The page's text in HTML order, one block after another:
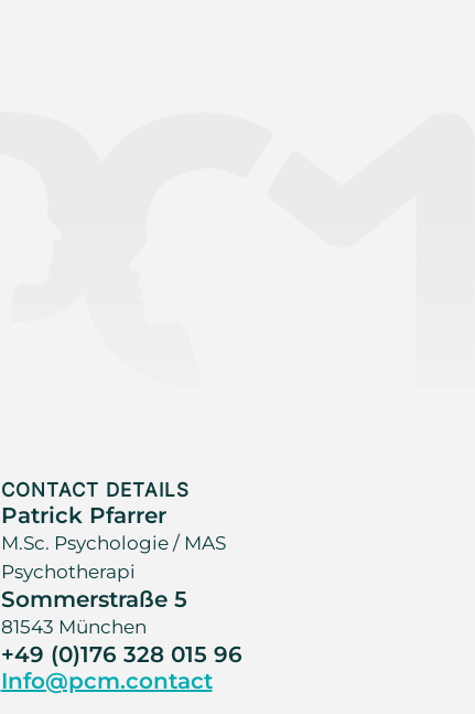
CONTACT DETAILS
Patrick Pfarrer
M.Sc. Psychologie / MAS
Psychotherapi
Sommerstraße 5
81543 München
+49 (0)176 328 015 96
Info@pcm.contact